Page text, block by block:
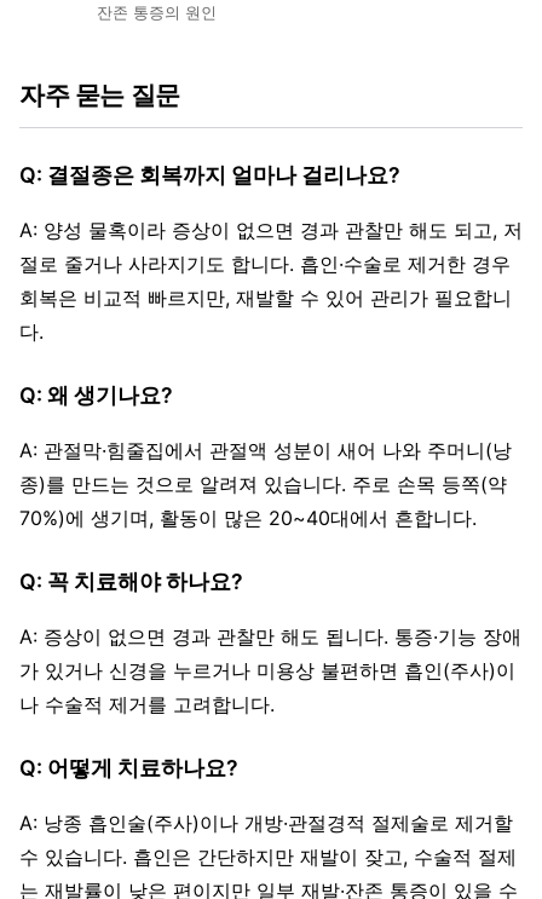
잔존 통증의 원인
자주 묻는 질문
Q: 결절종은 회복까지 얼마나 걸리나요?
A: 양성 물혹이라 증상이 없으면 경과 관찰만 해도 되고, 저
절로 줄거나 사라지기도 합니다. 흡인·수술로 제거한 경우
회복은 비교적 빠르지만, 재발할 수 있어 관리가 필요합니
다.
Q: 왜 생기나요?
A: 관절막·힘줄집에서 관절액 성분이 새어 나와 주머니(낭
종)를 만드는 것으로 알려져 있습니다. 주로 손목 등쪽(약
70%)에 생기며, 활동이 많은 20~40대에서 흔합니다.
Q: 꼭 치료해야 하나요?
A: 증상이 없으면 경과 관찰만 해도 됩니다. 통증·기능 장애
가 있거나 신경을 누르거나 미용상 불편하면 흡인(주사)이
나 수술적 제거를 고려합니다.
Q: 어떻게 치료하나요?
A: 낭종 흡인술(주사)이나 개방·관절경적 절제술로 제거할
수 있습니다. 흡인은 간단하지만 재발이 잦고, 수술적 절제
는 재발률이 낮은 편이지만 일부 재발·잔존 통증이 있을 수